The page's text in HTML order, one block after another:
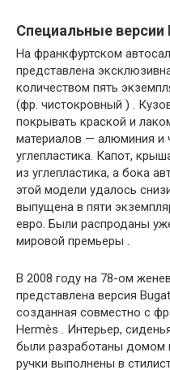
Специальные версии
На франкфуртском
представлена
количеством пять
(фр. чистокровный ) .
покрывать краской и
материалов — алюминия и
углепластика. Капот,
из углепластика, а бока
этой модели удалось
выпущена в пяти
евро. Были распроданы
мировой премьеры .
В 2008 году на 78-ом
представлена версия
созданная совместно с
Hermès . Интерьер,
были разработаны домом
ручки выполнены в